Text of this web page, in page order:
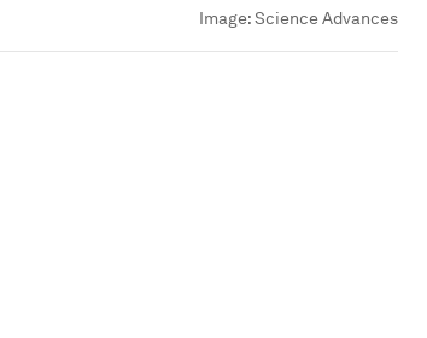
Image:Science Advances